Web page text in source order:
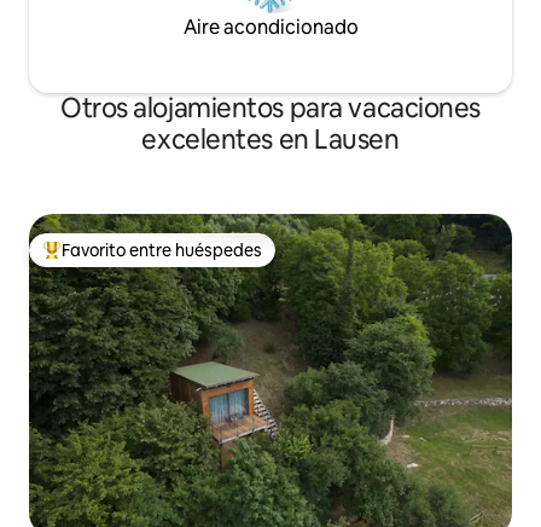
Aire acondicionado
Otros alojamientos para vacaciones
excelentes en Lausen
Favorito entre huéspedes preferido
Favorito entre huéspedes